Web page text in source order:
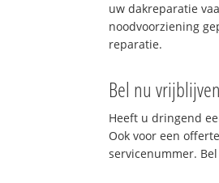
uw dakreparatie
noodvoorziening
reparatie.
Bel nu
Heeft u dringend
Ook voor een
servicenummer.